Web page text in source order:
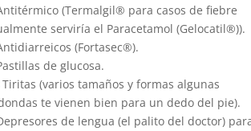
(Termalgil® para casos de fiebre
serviría el Paracetamol (Gelocatil®)).
(Fortasec®).
de glucosa.
Tiritas (varios tamaños y formas algunas
te vienen bien para un dedo del pie).
de lengua (el palito del doctor)